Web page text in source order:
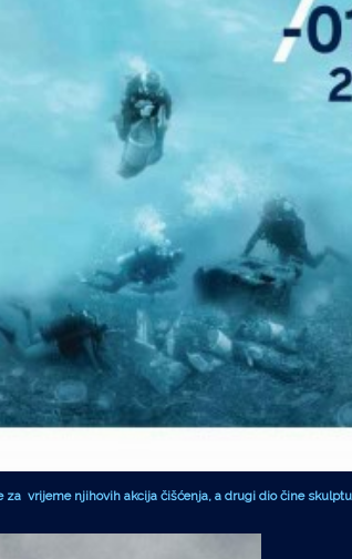
vrijeme njihovih akcija čišćenja, a drugi dio čine